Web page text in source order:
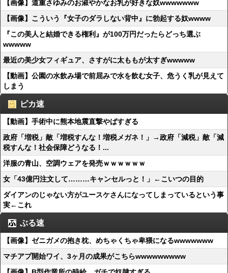
【画像】道重さゆみのお淑やかなお乳が好きな奴wwwwwww
【画像】こういう『女子のダラしない背中』に勃起する奴wwww
『この美人と結婚できる権利』が100万円だったらどっち選ぶ
wwwww
最近の美少女フィギュア、さすがに太ももが太すぎwwwww
【動画】公園の水飲み場で前屈みで水を飲む女子、危うく乳が見えて
しまう
ピカ速
【動画】手術中に熊本地震直撃やばすぎる
政府「増税」敵「増税すんな！増税メガネ！」→政府「減税」敵「減
税すんな！社会保障どうなる！...
洋服の青山、空調ウェアを発売ｗｗｗｗｗｗ
女「43億円注文して………キャンセルっと！」←こいつの目的
ダイアンのじゃない方がユースケさんになってしまっているという事
実←これ
ぶる速
【画像】ゼニガメの抱き枕、めちゃくちゃ卑猥になるwwwwwww
マチアプ開始ワイ、3ヶ月の成果がこちらwwwwwwwww